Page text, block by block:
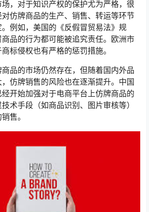
，对于知识产权的保护尤为严格，很
仿牌商品的生产、销售、转运等环节
例如，美国的《反假冒贸易法》规
品的行为都可能被追究责任。欧洲市
标侵权也有严格的惩罚措施。
品的市场仍然存在，但随着国内外品
仿牌销售的风险也在逐渐提升。中国
开始加强对于电商平台上仿牌商品的
术手段（如商品识别、图片审核等）
售。